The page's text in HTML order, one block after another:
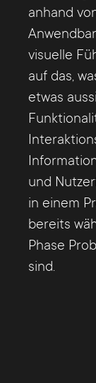
anhand
visuelle
auf das,
etwas
und
in einem
bereits
Phase
sind.